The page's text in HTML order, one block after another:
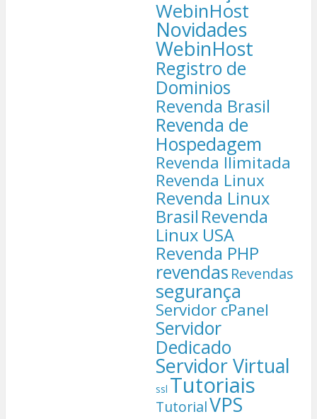
WebinHost
Novidades
WebinHost
Registro de
Dominios
Revenda Brasil
Revenda de
Hospedagem
Revenda Ilimitada
Revenda Linux
Revenda Linux
Brasil Revenda
Linux USA
Revenda PHP
revendas Revendas
segurança
Servidor cPanel
Servidor
Dedicado
Servidor Virtual
ssl Tutoriais
TutorialVPS